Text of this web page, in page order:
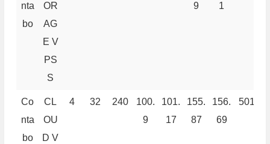
nta
bo
OR
AG
E V
PS
S
9
1
Co
nta
bo
CL
OU
D V
4 32 240
100.
9
101.
17
155.
87
156.
69
501